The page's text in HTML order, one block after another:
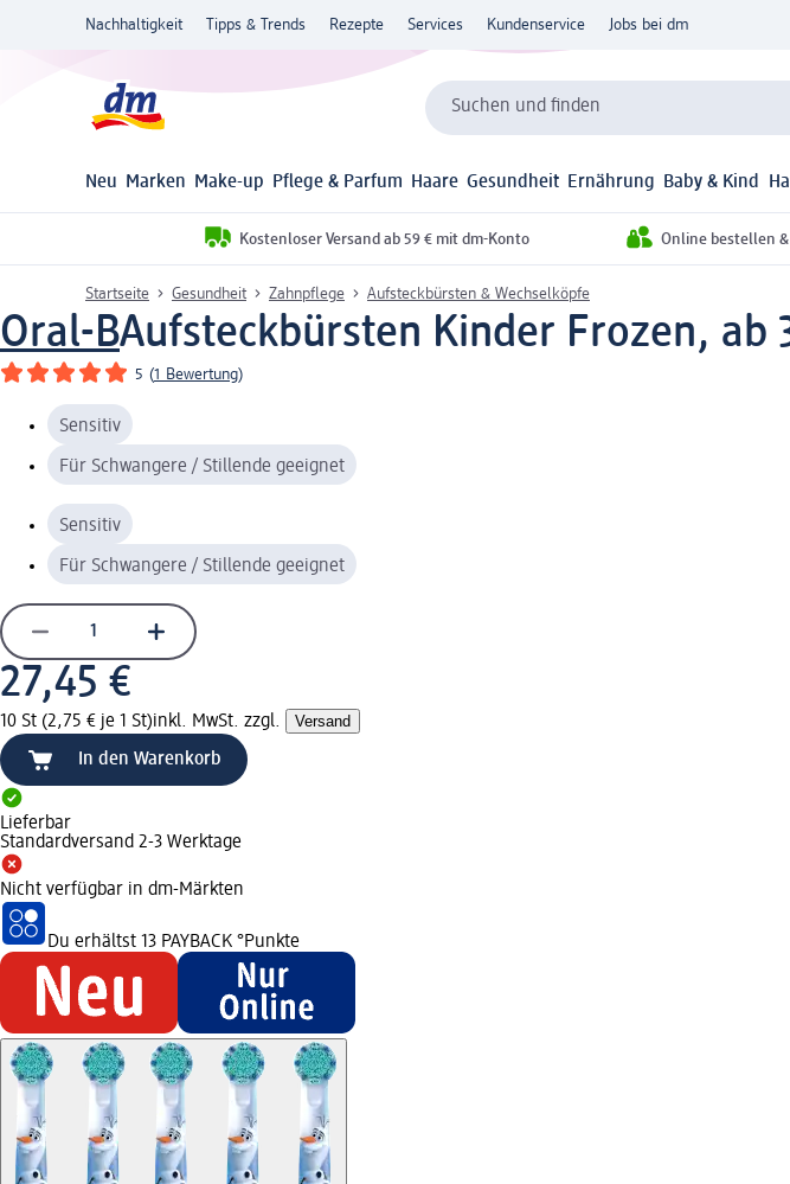
Nachhaltigkeit Tipps & Trends Rezepte Services Kundenservice Jobs bei dm
Suchen und finden
Neu Marken Make-up Pflege & Parfum Haare Gesundheit Ernährung Baby & Kind
Kostenloser Versand ab 59 € mit dm-Konto Online bestellen
Startseite Gesundheit Zahnpflege Aufsteckbürsten & Wechselköpfe
Oral-BAufsteckbürsten Kinder Frozen, ab
5 (1 Bewertung)
Sensitiv
Für Schwangere / Stillende geeignet
Sensitiv
Für Schwangere / Stillende geeignet
27,45 €
10 St (2,75 € je 1 St)inkl. MwSt. zzgl. Versand
In den Warenkorb
Lieferbar
Standardversand 2-3 Werktage
Nicht verfügbar in dm-Märkten
Du erhältst 13 PAYBACK °Punkte